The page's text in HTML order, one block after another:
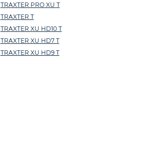
TRAXTER PRO XU T
TRAXTER T
TRAXTER XU HD10 T
TRAXTER XU HD7 T
TRAXTER XU HD9 T